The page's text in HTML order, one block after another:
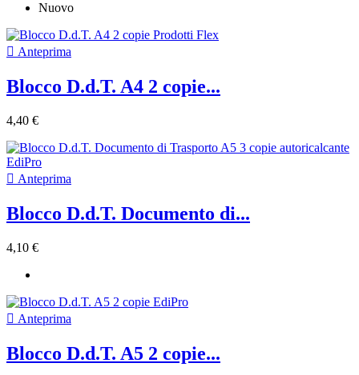
Nuovo
 Anteprima
Blocco D.d.T. A4 2 copie...
4,40 €
 Anteprima
Blocco D.d.T. Documento di...
4,10 €
 Anteprima
Blocco D.d.T. A5 2 copie...